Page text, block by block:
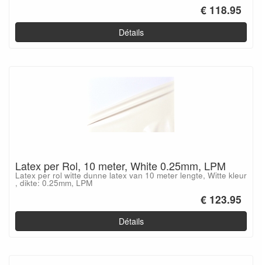
€ 118.95
Détails
Latex per Rol, 10 meter, White 0.25mm, LPM
Latex per rol witte dunne latex van 10 meter lengte, Witte kleur
, dikte: 0.25mm, LPM
€ 123.95
Détails